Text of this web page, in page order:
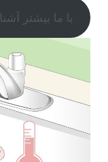
با ما بیشتر